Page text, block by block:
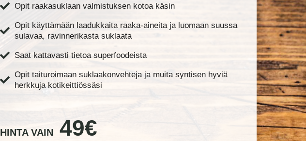
Opit raakasuklaan valmistuksen kotoa käsin
Opit käyttämään laadukkaita raaka-aineita ja luomaan suussa
sulavaa, ravinnerikasta suklaata
Saat kattavasti tietoa superfoodeista
Opit taituroimaan suklaakonvehteja ja muita syntisen hyviä
herkkuja kotikeittiössäsi
HINTA VAIN 49€